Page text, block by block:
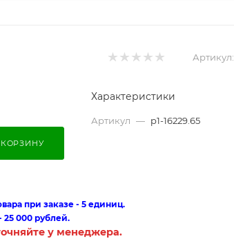
Артикул:
Характеристики
Артикул — p1-16229.65
при заказе - 5 единиц.
000 рублей.
у менеджера.